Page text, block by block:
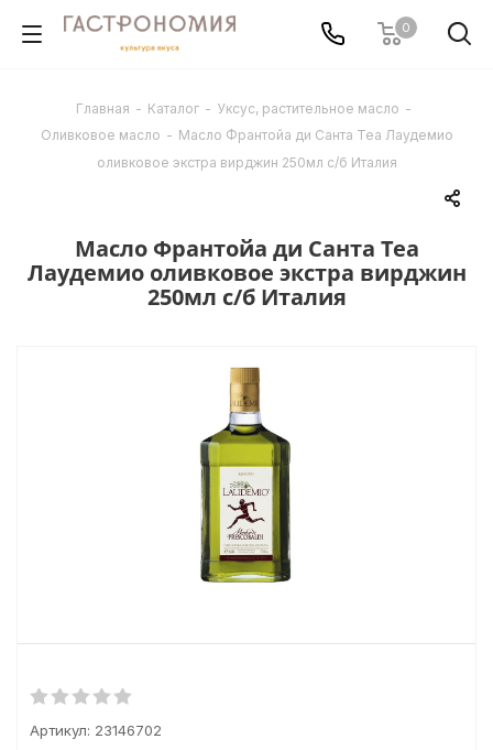
0
Главная - Каталог - Уксус, растительное масло -
Оливковое масло - Масло Франтойа ди Санта Теа Лаудемио
оливковое экстра вирджин 250мл с/б Италия
Масло Франтойа ди Санта Теа
Лаудемио оливковое экстра вирджин
250мл с/б Италия
Артикул: 23146702